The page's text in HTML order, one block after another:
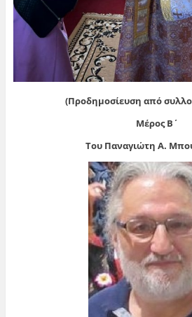
(Προδημοσίευση από
Μέρος Β΄
Του Παναγιώτη Α.